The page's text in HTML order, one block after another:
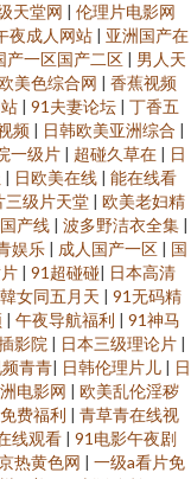
天堂网 | 伦理片电影网
夜成人网站 | 亚洲国产在
产一区国产二区 | 男人天
美色综合网 | 香蕉视频
| 91夫妻论坛 | 丁香五
频 | 日韩欧美亚洲综合 |
一级片 | 超碰久草在 | 日
| 日欧美在线 | 能在线看
三级片天堂 | 欧美老妇精
产线 | 波多野洁衣全集 |
娱乐 | 成人国产一区 | 国
| 91超碰碰| 日本高清
女同五月天 | 91无码精
| 午夜导航福利 | 91神马
影院 | 日本三级理论片 |
青青| 日韩伦理片儿 | 日
电影网 | 欧美乱伦淫秽
费福利 | 青草青在线视
线观看 | 91电影午夜剧
热黄色网 | 一级a看片免